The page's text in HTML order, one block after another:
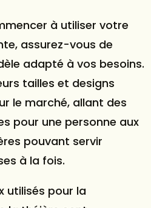
à utiliser votre
assurez-vous de
adapté à vos besoins.
tailles et designs
le marché, allant des
pour une personne aux
pouvant servir
à la fois.
utilisés pour la